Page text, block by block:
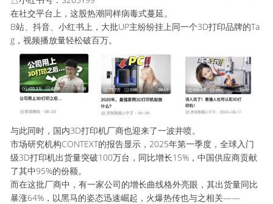
在社交平台上，这股热潮同样病毒式蔓延。
B站、抖音、小红书上，大批UP主纷纷挂上同一个3D打印品牌的Ta
g，视频播放量轻松破百万。
与此同时，国内3D打印机厂商也迎来了一波井喷。
市场研究机构CONTEXT的报告显示，2025年第一季度，全球入门
级3D打印机出货量突破100万台，同比增长15%，中国供应商贡献
了其中95%的份额。
而在这批厂商中，有一家公司的增长曲线格外亮眼，其出货量同比
暴涨64%，以黑马的姿态迅速崛起，火爆热传也与之相关——